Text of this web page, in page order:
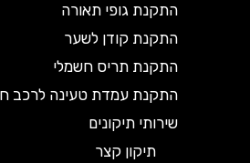
התקנת גופי תאורה
התקנת קודן לשער
התקנת תריס חשמלי
התקנת עמדת טעינה לרכב חשמלי
שירותי תיקונים
תיקון קצר